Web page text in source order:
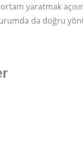
yaratmak
da doğru